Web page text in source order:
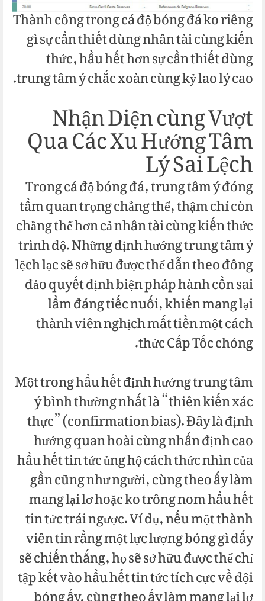
Thành công trong cá độ bóng đá ko riêng
gì sự cần thiết dùng nhân tài cùng kiến
thức, hầu hết hơn sự cần thiết dùng
trung tâm ý chắc xoàn cùng kỷ lao lý cao.
Nhận Diện cùng Vượt
Qua Các Xu Hướng Tâm
Lý Sai Lệch
Trong cá độ bóng đá, trung tâm ý đóng
tầm quan trọng chẳng thể, thậm chí còn
chẳng thể hơn cả nhân tài cùng kiến thức
trình độ. Những định hướng trung tâm ý
lệch lạc sẽ sở hữu được thể dẫn theo đông
đảo quyết định biện pháp hành cồn sai
lầm đáng tiếc nuối, khiến mang lại
thành viên nghịch mất tiền một cách
thức Cấp Tốc chóng.
Một trong hầu hết định hướng trung tâm
ý bình thường nhất là “thiên kiến xác
thực” (confirmation bias). Đây là định
hướng quan hoài cùng nhấn định cao
hầu hết tin tức ủng hộ cách thức nhìn của
gần cũng như người, cùng theo ấy làm
mang lại lơ hoặc ko trông nom hầu hết
tin tức trái ngược. Ví dụ, nếu một thành
viên tin rằng một lực lượng bóng gì đấy
sẽ chiến thắng, họ sẽ sở hữu được thể chỉ
tập kết vào hầu hết tin tức tích cực về đội